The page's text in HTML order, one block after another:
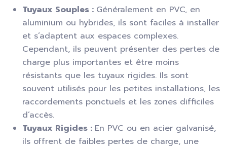
Tuyaux Souples : Généralement en PVC, en
aluminium ou hybrides, ils sont faciles à installer
et s’adaptent aux espaces complexes.
Cependant, ils peuvent présenter des pertes de
charge plus importantes et être moins
résistants que les tuyaux rigides. Ils sont
souvent utilisés pour les petites installations, les
raccordements ponctuels et les zones difficiles
d’accès.
Tuyaux Rigides : En PVC ou en acier galvanisé,
ils offrent de faibles pertes de charge, une